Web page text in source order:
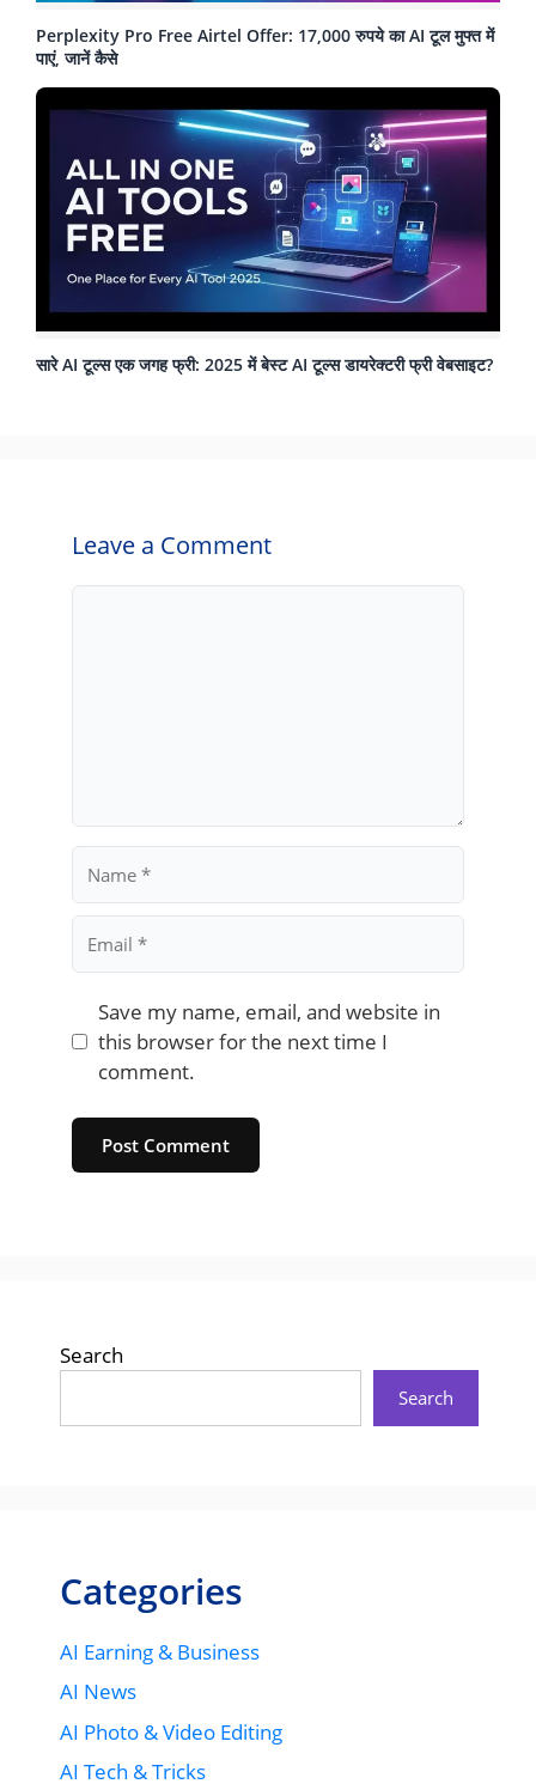
Perplexity Pro Free Airtel Offer: 17,000 रुपये का AI टूल मुफ्त में
पाएं, जानें कैसे
सारे AI टूल्स एक जगह फ्री: 2025 में बेस्ट AI टूल्स डायरेक्टरी फ्री वेबसाइट?
Leave a Comment
Save my name, email, and website in
this browser for the next time I
comment.
Website
Search
Search
Categories
AI Earning & Business
AI News
AI Photo & Video Editing
AI Tech & Tricks